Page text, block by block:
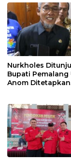
Nurkholes
Bupati Pemalang
Anom Ditetapkan